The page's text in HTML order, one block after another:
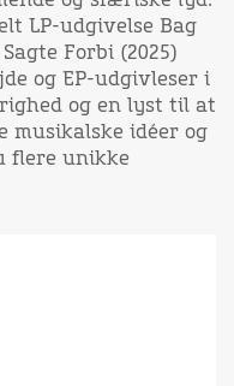
LP-udgivelse Bag
Forbi (2025)
og EP-udgivleser i
og en lyst til at
musikalske idéer og
flere unikke